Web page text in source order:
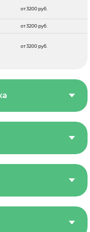
от 3200 руб.
от 3200 руб.
от 3200 руб.